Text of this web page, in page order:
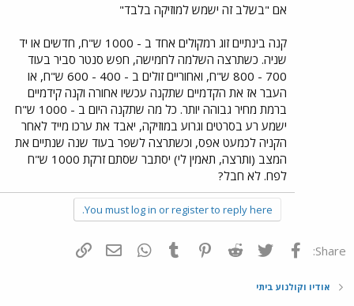
אם "בשלב זה ישמש למוזיקה בלבד"
קנה בינתיים זוג רמקולים אחד ב - 1000 ש"ח, חדשים או יד
שניה. כשתרצה השלמה לחמישה, חפש סנטר סביר בעוד
700 - 800 ש"ח, ואחוריים זולים ב - 400 - 600 ש"ח, או
העבר אז את הקדמיים שתקנה עכשיו אחורה וקנה קידמיים
ברמת מחיר גבוהה יותר. כל מה שתקנה היום ב - 1000 ש"ח
ישמע רע בסרטים וגרוע במוזיקה, יאבד את ערכו מייד לאחר
הקניה לכמעט אפס, וכשתרצה לשפר בעוד שנה שנתיים את
המצב (ותרצה, תאמין לי) יסתבר שסתם זרקת 1000 ש"ח
לפח. לא חבל?
You must log in or register to reply here.
Share: פייסבוק Twitter
Reddit
Pinterest
Tumblr
WhatsAppדואר אלקטרוני
אודיו וקולנוע ביתי